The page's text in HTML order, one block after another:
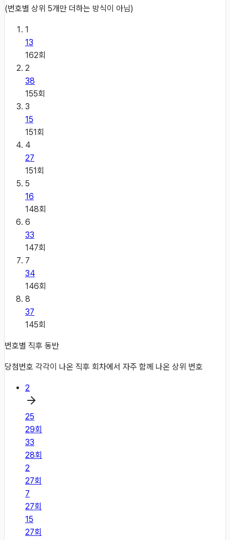
(번호별 상위 5개만 더하는 방식이 아님)
1
13
162회
2
38
155회
3
15
151회
4
27
151회
5
16
148회
6
33
147회
7
34
146회
8
37
145회
번호별 직후 동반
당첨번호 각각이 나온 직후 회차에서 자주 함께 나온 상위 번호
2
25
29회
33
28회
2
27회
7
27회
15
27회